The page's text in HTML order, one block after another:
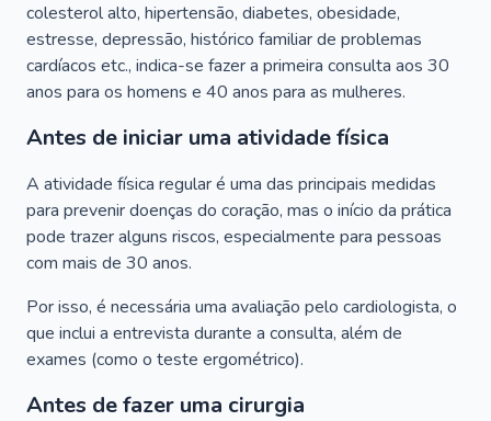
colesterol alto, hipertensão, diabetes, obesidade,
estresse, depressão, histórico familiar de problemas
cardíacos etc., indica-se fazer a primeira consulta aos 30
anos para os homens e 40 anos para as mulheres.
Antes de iniciar uma atividade física
A atividade física regular é uma das principais medidas
para prevenir doenças do coração, mas o início da prática
pode trazer alguns riscos, especialmente para pessoas
com mais de 30 anos.
Por isso, é necessária uma avaliação pelo cardiologista, o
que inclui a entrevista durante a consulta, além de
exames (como o teste ergométrico).
Antes de fazer uma cirurgia